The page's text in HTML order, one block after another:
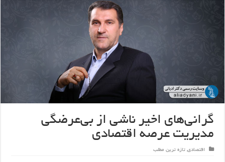
گرانی‌های اخیر ناشی از بی‌عرضگی
مدیریت عرصه اقتصادی
اقتصادی,تازه ترین مطلب